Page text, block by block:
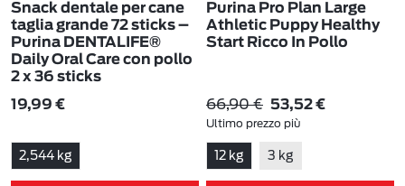
Snack dentale per cane
taglia grande 72 sticks –
Purina DENTALIFE®
Daily Oral Care con pollo
2 x 36 sticks
19,99 €
2,544 kg
Purina Pro Plan Large
Athletic Puppy Healthy
Start Ricco In Pollo
66,90 € 53,52 €
Ultimo prezzo più
basso: 66,90 €
12 kg 3 kg